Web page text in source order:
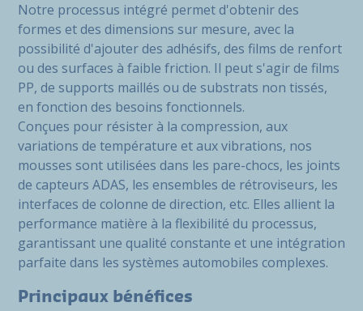
Notre processus intégré permet d'obtenir des
formes et des dimensions sur mesure, avec la
possibilité d'ajouter des adhésifs, des films de renfort
ou des surfaces à faible friction. Il peut s'agir de films
PP, de supports maillés ou de substrats non tissés,
en fonction des besoins fonctionnels.
Conçues pour résister à la compression, aux
variations de température et aux vibrations, nos
mousses sont utilisées dans les pare-chocs, les joints
de capteurs ADAS, les ensembles de rétroviseurs, les
interfaces de colonne de direction, etc. Elles allient la
performance matière à la flexibilité du processus,
garantissant une qualité constante et une intégration
parfaite dans les systèmes automobiles complexes.
Principaux bénéfices